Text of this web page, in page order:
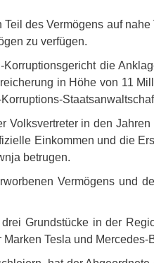
des Vermögens auf
zu verfügen.
die
in Höhe von 11
Volksvertreter in den
Einkommen und die
betrugen.
Vermögens und
Grundstücke in der
Tesla und Mercedes-